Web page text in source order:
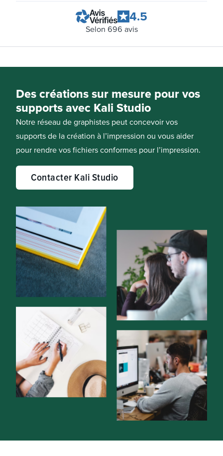
4.5
Selon 696 avis
Des créations sur mesure pour vos
supports avec Kali Studio
Notre réseau de graphistes peut concevoir vos
supports de la création à l’impression ou vous aider
pour rendre vos fichiers conformes pour l’impression.
Contacter Kali Studio